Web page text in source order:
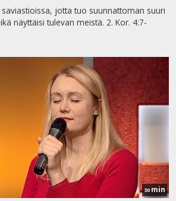
jotta tuo suunnattoman suuri
näyttäisi tulevan meistä. 2. Kor. 4:7-
30min